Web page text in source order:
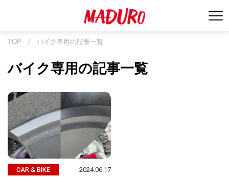
TOP / バイク専用の記事一覧
バイク専用の記事一覧
CAR & BIKE 2024.06.17